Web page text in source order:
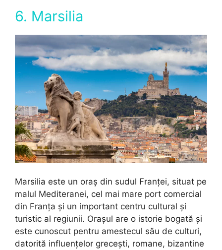
6. Marsilia
Marsilia este un oraș din sudul Franței, situat pe
malul Mediteranei, cel mai mare port comercial
din Franța și un important centru cultural și
turistic al regiunii. Orașul are o istorie bogată și
este cunoscut pentru amestecul său de culturi,
datorită influențelor grecești, romane, bizantine